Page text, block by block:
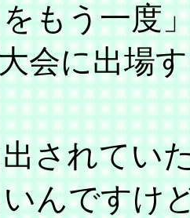
もう一度
会に出場
されていた
んですけ